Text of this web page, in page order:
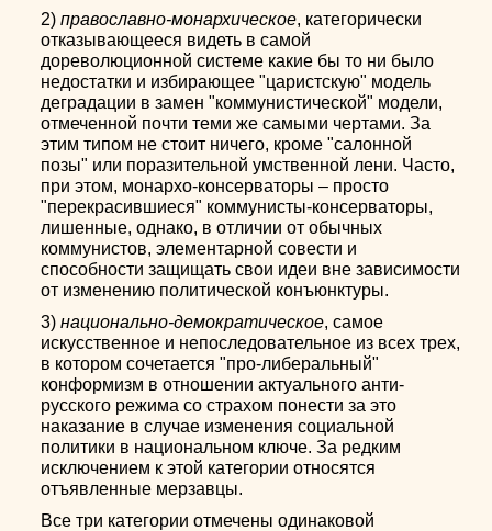
2)православно-монархическое, категорически
отказывающееся видеть в самой
дореволюционной системе какие бы то ни было
недостатки и избирающее "царистскую" модель
деградации в замен "коммунистической" модели,
отмеченной почти теми же самыми чертами. За
этим типом не стоит ничего, кроме "салонной
позы" или поразительной умственной лени. Часто,
при этом, монархо-консерваторы – просто
"перекрасившиеся" коммунисты-консерваторы,
лишенные, однако, в отличии от обычных
коммунистов, элементарной совести и
способности защищать свои идеи вне зависимости
от изменению политической конъюнктуры.
3)национально-демократическое, самое
искусственное и непоследовательное из всех трех,
в котором сочетается "про-либеральный"
конформизм в отношении актуального анти-
русского режима со страхом понести за это
наказание в случае изменения социальной
политики в национальном ключе. За редким
исключением к этой категории относятся
отъявленные мерзавцы.
Все три категории отмечены одинаковой